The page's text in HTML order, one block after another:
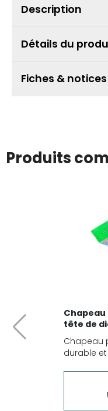
Description
Détails du
Fiches & notices
Produits
tête de
Chapeau
durable
Précédent